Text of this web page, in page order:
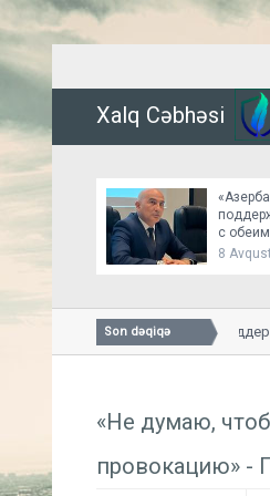
Xalq Cəbhəsi
с
8
Son dəqiqə
«Азербайджан
«Не думаю,
провокацию» -